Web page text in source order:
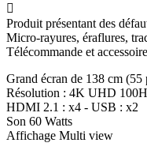

Produit présentant des
Micro-rayures, éraflures,
Télécommande et
Grand écran de 138 cm (55
Résolution : 4K UHD
HDMI 2.1 : x4 - USB : x2
Son 60 Watts
Affichage Multi view